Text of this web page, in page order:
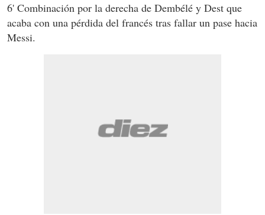
6' Combinación por la derecha de Dembélé y Dest que
acaba con una pérdida del francés tras fallar un pase hacia
Messi.